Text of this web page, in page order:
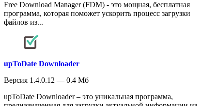
Free Download Manager (FDM) - это мощная, бесплатная
программа, которая поможет ускорить процесс загрузки
файлов из...
upToDate Downloader
Версия 1.4.0.12 — 0.4 Мб
upToDate Downloader – это уникальная программа,